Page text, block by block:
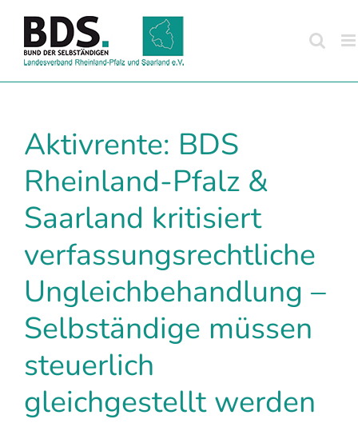
Inhalt
springen
Aktivrente: BDS
Rheinland-Pfalz &
Saarland kritisiert
verfassungsrechtliche
Ungleichbehandlung –
Selbständige müssen
steuerlich
gleichgestellt werden